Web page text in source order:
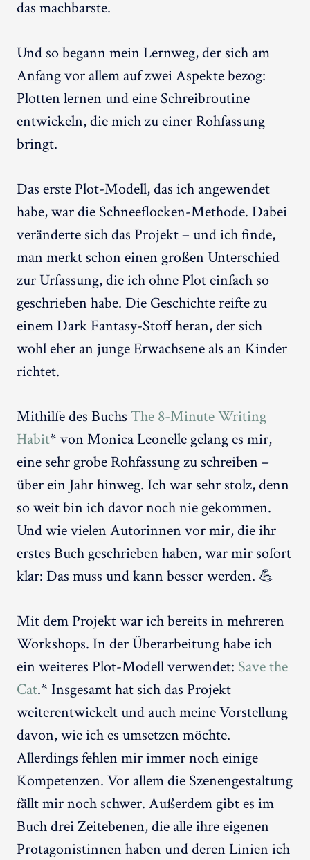
das machbarste.
Und so begann mein Lernweg, der sich am
Anfang vor allem auf zwei Aspekte bezog:
Plotten lernen und eine Schreibroutine
entwickeln, die mich zu einer Rohfassung
bringt.
Das erste Plot-Modell, das ich angewendet
habe, war die Schneeflocken-Methode. Dabei
veränderte sich das Projekt – und ich finde,
man merkt schon einen großen Unterschied
zur Urfassung, die ich ohne Plot einfach so
geschrieben habe. Die Geschichte reifte zu
einem Dark Fantasy-Stoff heran, der sich
wohl eher an junge Erwachsene als an Kinder
richtet.
Mithilfe des Buchs The 8-Minute Writing
Habit* von Monica Leonelle gelang es mir,
eine sehr grobe Rohfassung zu schreiben –
über ein Jahr hinweg. Ich war sehr stolz, denn
so weit bin ich davor noch nie gekommen.
Und wie vielen Autorinnen vor mir, die ihr
erstes Buch geschrieben haben, war mir sofort
klar: Das muss und kann besser werden. 💪
Mit dem Projekt war ich bereits in mehreren
Workshops. In der Überarbeitung habe ich
ein weiteres Plot-Modell verwendet: Save the
Cat.* Insgesamt hat sich das Projekt
weiterentwickelt und auch meine Vorstellung
davon, wie ich es umsetzen möchte.
Allerdings fehlen mir immer noch einige
Kompetenzen. Vor allem die Szenengestaltung
fällt mir noch schwer. Außerdem gibt es im
Buch drei Zeitebenen, die alle ihre eigenen
Protagonistinnen haben und deren Linien ich